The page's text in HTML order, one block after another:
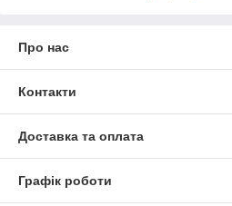
Про нас
Контакти
Доставка та оплата
Графік роботи